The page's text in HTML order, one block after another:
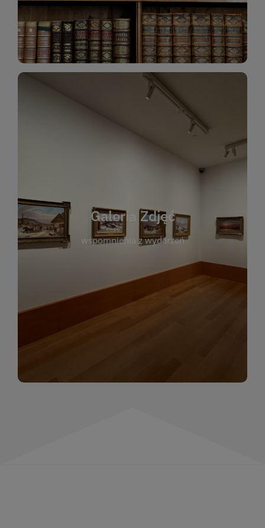
Katalog Zbiorów
Galeria Zdjęć
wspomnienia z wydarzeń
Galeria Zdjęć
wspomnienia z wydarzeń, spotkań i projektów
którym można zobaczyć, jak żyje nasza biblioteka
i jej społeczność. Zdjęcia dokumentują zarówno
uroczyste chwile, jak i codzienne aktywności
czytelników. Regularnie dodajemy nowe galerie,
by każdy mógł powrócić do wyjątkowych
momentów. Zapraszamy do obejrzenia,
wspominania i inspirowania się!